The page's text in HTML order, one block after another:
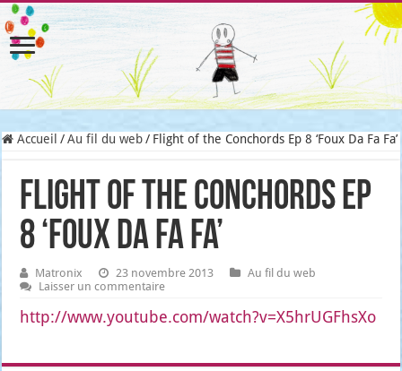
Accueil / Au fil du web / Flight of the Conchords Ep 8 ‘Foux Da Fa Fa’
Flight of the Conchords Ep
8 ‘Foux Da Fa Fa’
Matronix 23 novembre 2013
Au fil du web
Laisser un commentaire
http://www.youtube.com/watch?v=X5hrUGFhsXo